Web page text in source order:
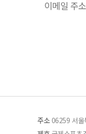
주소06259 서울